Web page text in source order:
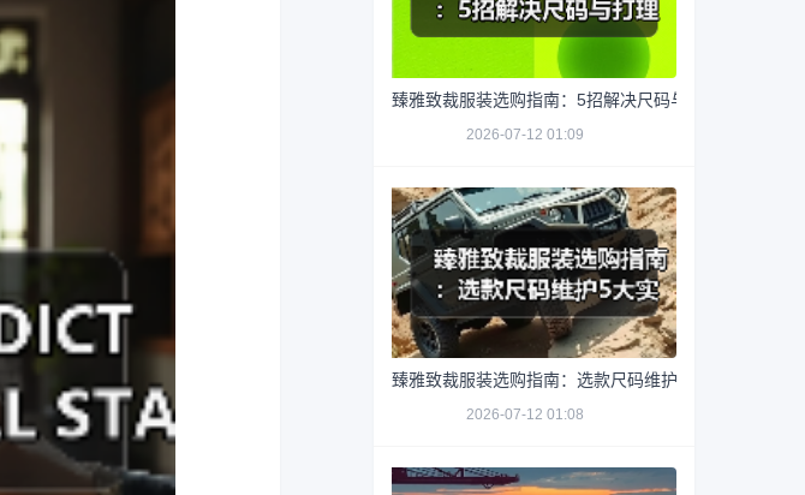
臻雅致裁服装选购指南：5招解决尺码与打理难题
2026-07-12 01:09
臻雅致裁服装选购指南：选款尺码维护5大实用方法
2026-07-12 01:08